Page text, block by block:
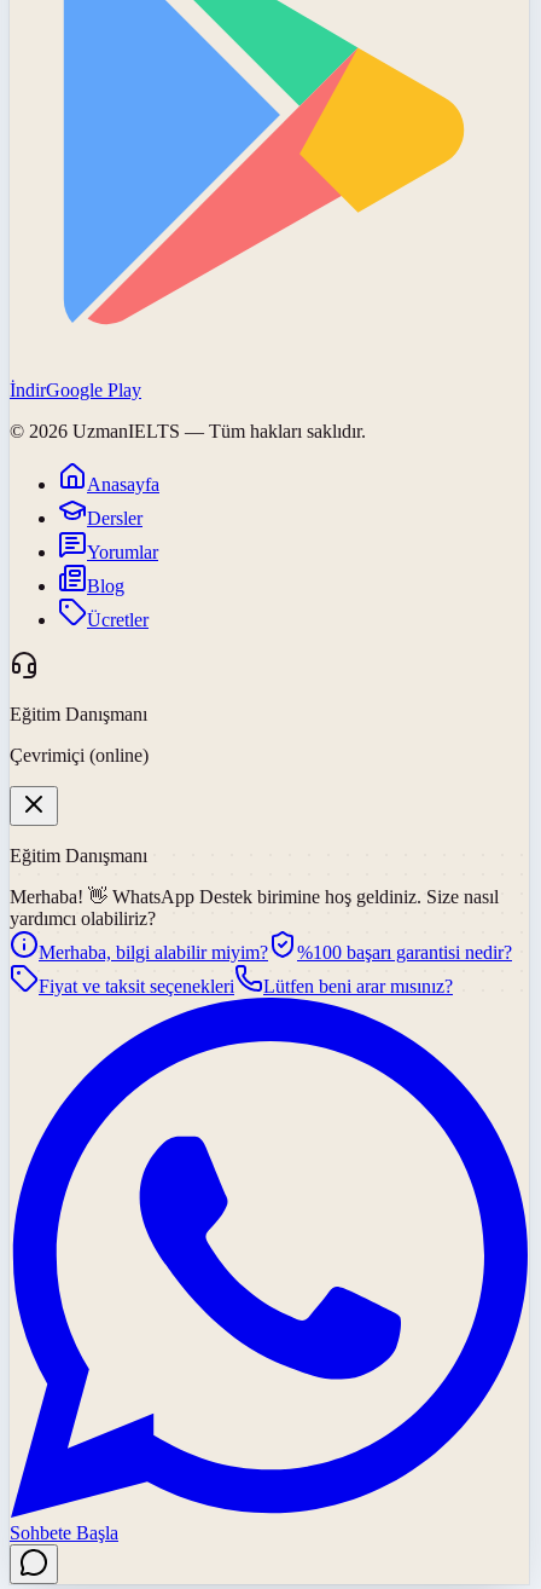
İndirGoogle Play
© 2026 UzmanIELTS — Tüm hakları saklıdır.
Anasayfa
Dersler
Yorumlar
Blog
Ücretler
Eğitim Danışmanı
Çevrimiçi (online)
Eğitim Danışmanı
Merhaba! 👋 WhatsApp Destek birimine hoş geldiniz. Size nasıl
yardımcı olabiliriz?
Merhaba, bilgi alabilir miyim?
%100 başarı garantisi nedir?
Fiyat ve taksit seçenekleri
Lütfen beni arar mısınız?
Sohbete Başla